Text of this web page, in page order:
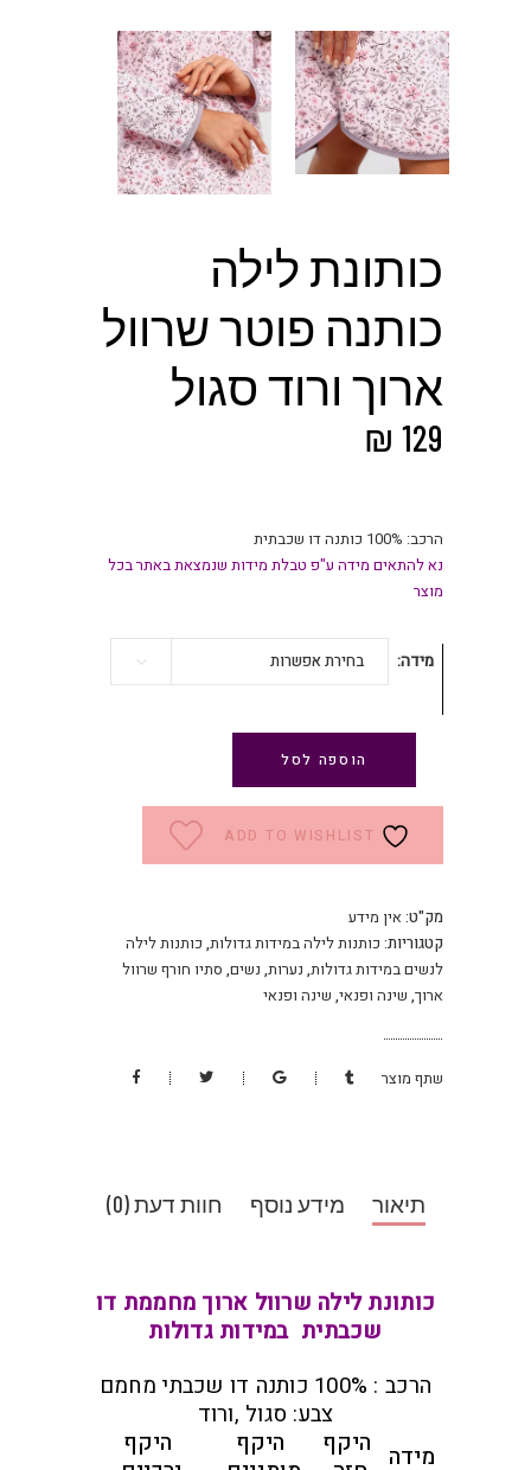
כותונת לילה
כותנה פוטר שרוול
ארוך ורוד סגול
₪ 129
הרכב: 100% כותנה דו שכבתית
נא להתאים מידה ע"פ טבלת מידות שנמצאת באתר בכל
מוצר
מידה בחירת אפשרות
הוספה לסל
ADD TO WISHLIST
מק"ט: אין מידע
קטגוריות: כותנות לילה במידות גדולות, כותנות לילה
לנשים במידות גדולות, נערות, נשים, סתיו חורף שרוול
ארוך, שינה ופנאי, שינה ופנאי
שתף מוצר
תיאור מידע נוסף חוות דעת (0)
כותונת לילה שרוול ארוך מחממת דו
שכבתית במידות גדולות
הרכב : 100% כותנה דו שכבתי מחמם
צבע: סגול ,ורוד
מידה
היקף
היקף
היקף